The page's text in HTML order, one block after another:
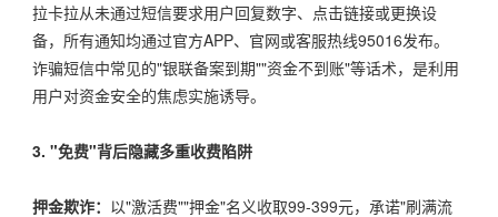
拉卡拉从未通过短信要求用户回复数字、点击链接或更换设
备，所有通知均通过官方APP、官网或客服热线95016发布。
诈骗短信中常见的"银联备案到期""资金不到账"等话术，是利用
用户对资金安全的焦虑实施诱导。
3. "免费"背后隐藏多重收费陷阱
押金欺诈： 以"激活费""押金"名义收取99-399元，承诺"刷满流